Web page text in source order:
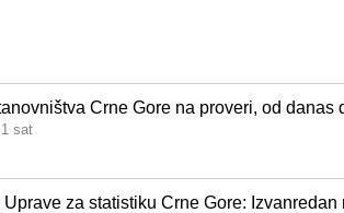
Crne Gore na proveri, od danas
sat
Uprave za statistiku Crne Gore: